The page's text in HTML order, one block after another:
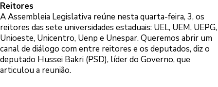
Reitores
A Assembleia Legislativa reúne nesta quarta-feira, 3, os
reitores das sete universidades estaduais: UEL, UEM, UEPG,
Unioeste, Unicentro, Uenp e Unespar. Queremos abrir um
canal de diálogo com entre reitores e os deputados, diz o
deputado Hussei Bakri (PSD), líder do Governo, que
articulou a reunião.